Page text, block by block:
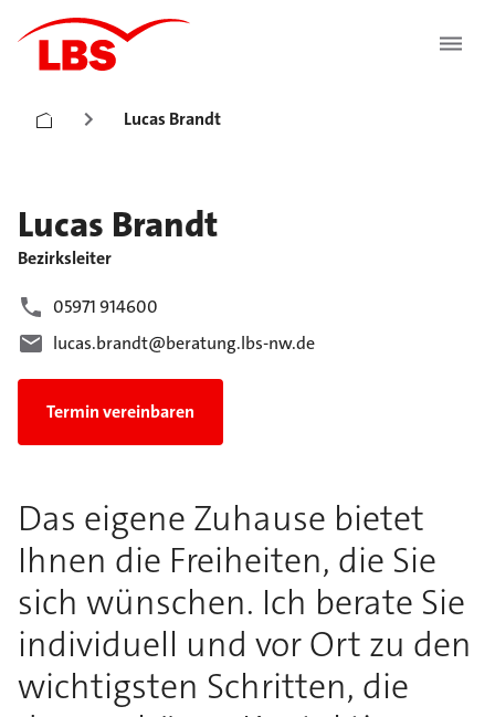
Lucas Brandt
Lucas Brandt
Bezirksleiter
05971 914600
lucas.brandt@beratung.lbs-nw.de
Termin vereinbaren
Das eigene Zuhause bietet
Ihnen die Freiheiten, die Sie
sich wünschen. Ich berate Sie
individuell und vor Ort zu den
wichtigsten Schritten, die